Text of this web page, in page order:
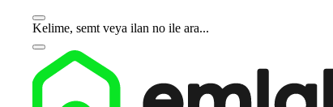
Kelime, semt veya ilan no ile ara...